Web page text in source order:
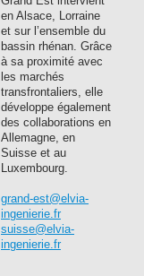
en Alsace, Lorraine
et sur l’ensemble du
bassin rhénan. Grâce
à sa proximité avec
les marchés
transfrontaliers, elle
développe également
des collaborations en
Allemagne, en
Suisse et au
Luxembourg.
grand-est@elvia-
ingenierie.fr
suisse@elvia-
ingenierie.fr